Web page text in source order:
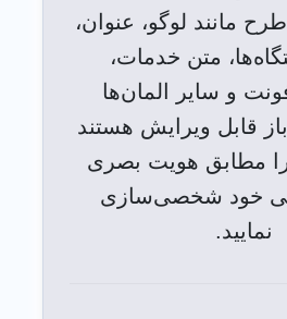
مانند لوگو، عنوان،
متن خدمات،
و سایر المان‌ها
قابل ویرایش هستند
را مطابق هویت بصری
خود شخصی‌سازی
نمایید.